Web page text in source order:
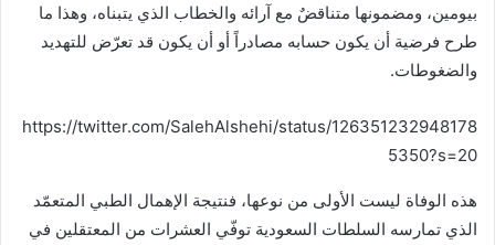
بيومين، ومضمونها متناقضٌ مع آرائه والخطاب الذي يتبناه، وهذا ما
طرح فرضية أن يكون حسابه مصادراً أو أن يكون قد تعرّض للتهديد
والضغوطات.
https://twitter.com/SalehAlshehi/status/126351232948178
5350?s=20
هذه الوفاة ليست الأولى من نوعها، فنتيجة الإهمال الطبي المتعمّد
الذي تمارسه السلطات السعودية توفّي العشرات من المعتقلين في